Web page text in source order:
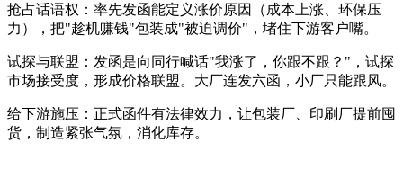
抢占话语权：率先发函能定义涨价原因（成本上涨、环保压
力），把"趁机赚钱"包装成"被迫调价"，堵住下游客户嘴。
试探与联盟：发函是向同行喊话"我涨了，你跟不跟？"，试探
市场接受度，形成价格联盟。大厂连发六函，小厂只能跟风。
给下游施压：正式函件有法律效力，让包装厂、印刷厂提前囤
货，制造紧张气氛，消化库存。